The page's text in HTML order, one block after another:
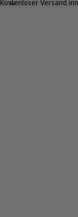
Kostenloser Versand